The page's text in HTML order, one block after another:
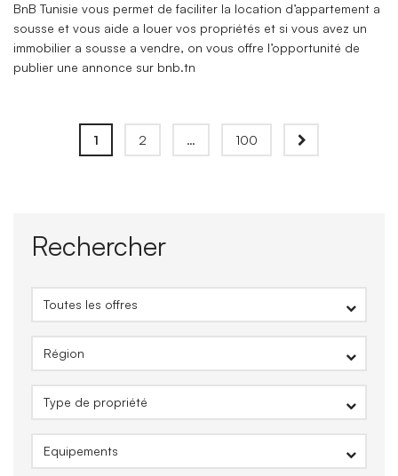
BnB Tunisie vous permet de faciliter la location d’appartement a
sousse et vous aide a louer vos propriétés et si vous avez un
immobilier a sousse a vendre, on vous offre l’opportunité de
publier une annonce sur bnb.tn
1 2 … 100
Rechercher